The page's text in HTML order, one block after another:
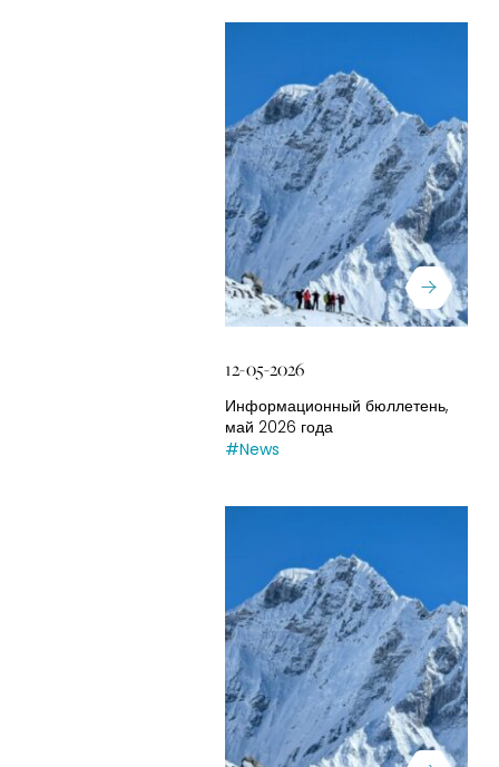
12-05-2026
Информационный бюллетень,
май 2026 года
#News